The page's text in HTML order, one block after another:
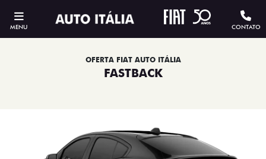
MENU CONTATO
OFERTA FIAT AUTO ITÁLIA
FASTBACK